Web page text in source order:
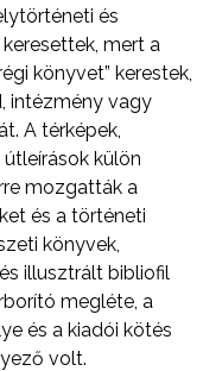
és
mert a
könyvet” kerestek,
intézmény vagy
A térképek,
külön
mozgatták a
és a történeti
könyvek,
illusztrált bibliofil
megléte, a
és a kiadói kötés
volt.